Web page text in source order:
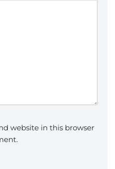
website in this browser